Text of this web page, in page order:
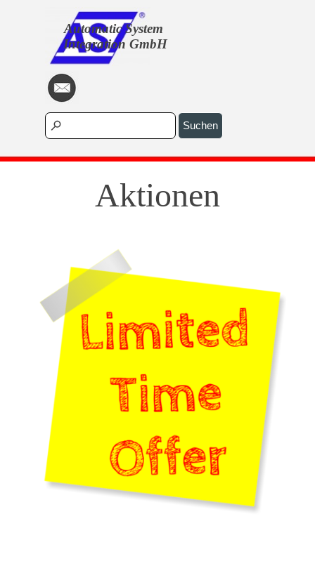
Suchen
Automatic System
Integration GmbH
Menü überspringen
Aktionen